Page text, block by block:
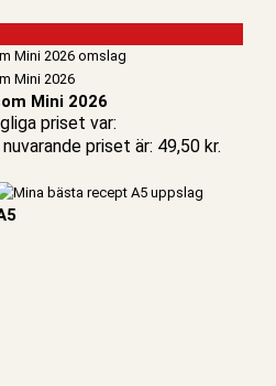
Mini 2026
priset var:
priset är: 49,50 kr.